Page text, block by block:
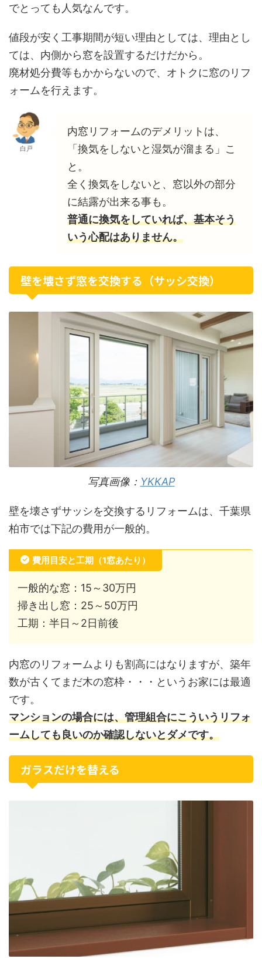
でとっても人気なんです。
値段が安く工事期間が短い理由としては、理由とし
ては、内側から窓を設置するだけだから。
廃材処分費等もかからないので、オトクに窓のリフ
ォームを行えます。
白戸
内窓リフォームのデメリットは、
「換気をしないと湿気が溜まる」こ
と。
全く換気をしないと、窓以外の部分
に結露が出来る事も。
普通に換気をしていれば、基本そう
いう心配はありません。
壁を壊さず窓を交換する（サッシ交換）
写真画像： YKKAP
壁を壊さずサッシを交換するリフォームは、千葉県
柏市では下記の費用が一般的。
費用目安と工期（1窓あたり）
一般的な窓：15～30万円
掃き出し窓：25～50万円
工期：半日～2日前後
内窓のリフォームよりも割高にはなりますが、築年
数が古くてまだ木の窓枠・・・というお家には最適
です。
マンションの場合には、管理組合にこういうリフォ
ームしても良いのか確認しないとダメです。
ガラスだけを替える